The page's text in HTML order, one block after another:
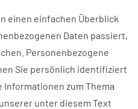
einen einfachen Überblick
Daten passiert,
Personenbezogene
Sie persönlich identifiziert
zum Thema
unter diesem Text